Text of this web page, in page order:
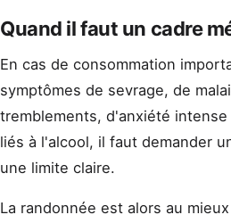
Quand il faut un cadre
En cas de consommation
symptômes de sevrage, de
tremblements, d'anxiété
liés à l'alcool, il faut demander
une limite claire.
La randonnée est alors au